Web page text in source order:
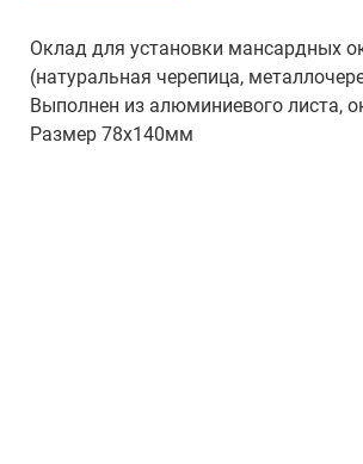
Оклад для установки мансардных
(натуральная черепица,
Выполнен из алюминиевого листа,
Размер 78х140мм